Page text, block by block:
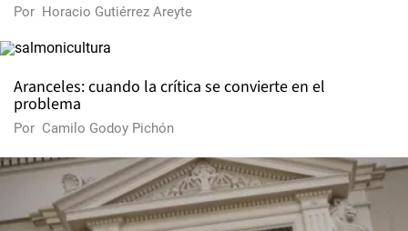
Por Horacio Gutiérrez Areyte
Aranceles: cuando la crítica se convierte en el
problema
Por Camilo Godoy Pichón